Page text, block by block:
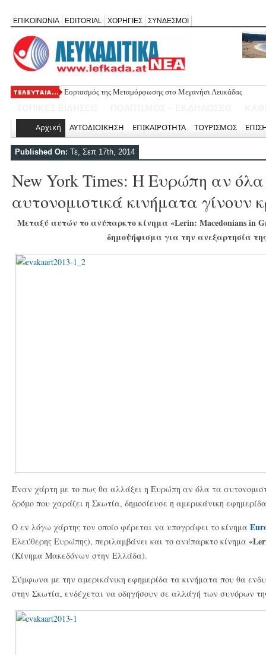
ΕΠΙΚΟΙΝΩΝΙΑ EDITORIAL ΧΟΡΗΓΙΕΣ ΣΥΝΔΕΣΜΟΙ
Εορτασμός της Μεταμόρφωσης στο Μεγανήσι Λευκάδας
Οι μέρες και ώρες λειτουργίας του Περιφερειακού Ιατρείου
Αρχική ΑΥΤΟΔΙΟΙΚΗΣΗ ΕΠΙΚΑΙΡΟΤΗΤΑ ΤΟΥΡΙΣΜΟΣ
Published On: Τε, Σεπ 17th, 2014
New York Times: Η Ευρώπη αν
αυτονομιστικά κινήματα γίνουν
Μεταξύ αυτών το ανύπαρκτο κίνημα «Lerin: Macedonians in
δημοψήφισμα για την ανεξαρτησία
Έναν χάρτη με το πως θα αλλάξει η Ευρώπη αν όλα τα
δρόμο που χαράζει η Σκωτία, δημοσίευσε η αμερικάνικη
Ο εν λόγω χάρτης τον οποίο φέρεται να υπογράφει το κίνημα
Ελεύθερης Ευρώπης), περιλαμβάνει και το ανύπαρκτο κίνημα
(Κίνημα Μακεδόνων στην Ελλάδα).
Σύμφωνα με την αμερικάνικη εφημερίδα τα κινήματα που θα
στην Σκωτία, ενδέχεται να οδηγήσουν σε αλλάγή των συνόρων